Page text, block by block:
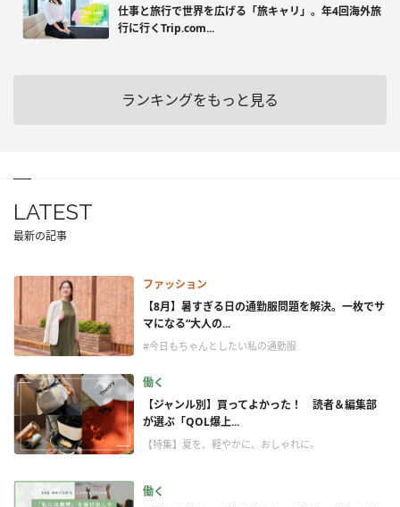
仕事と旅行で世界を広げる「旅キャリ」。年4回海外旅
行に行くTrip.com...
ランキングをもっと見る
LATEST
最新の記事
ファッション
【8月】暑すぎる日の通勤服問題を解決。一枚でサ
マになる“大人の...
#今日もちゃんとしたい私の通勤服
働く
【ジャンル別】買ってよかった！ 読者＆編集部
が選ぶ「QOL爆上...
【特集】夏を、軽やかに、おしゃれに。
働く